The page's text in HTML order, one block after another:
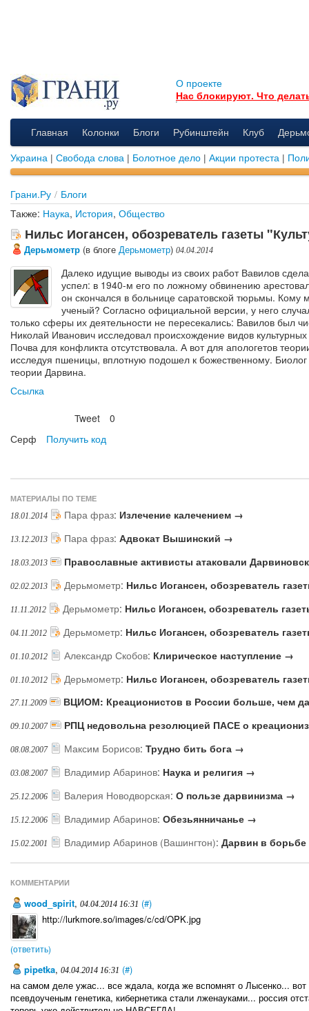
О проекте
Нас блокируют. Что
Главная Колонки Блоги Рубинштейн Клуб
Украина | Свобода слова | Болотное дело | Акции протеста |
Грани.Ру / Блоги
Также: Наука, История, Общество
Нильс Иогансен, обозреватель газеты
Дерьмометр (в блоге Дерьмометр) 04.04.2014
Далеко идущие выводы из своих работ Вавилов
успел: в 1940-м его по ложному обвинению
он скончался в больнице саратовской тюрьмы. Кому
ученый? Согласно официальной версии, у него
только сферы их деятельности не пересекались: Вавилов был
Николай Иванович исследовал происхождение видов
Почва для конфликта отсутствовала. А вот для апологетов
исследуя пшеницы, вплотную подошел к божественному.
теории Дарвина.
Ссылка
Tweet
0
Серф
Получить код
МАТЕРИАЛЫ ПО ТЕМЕ
18.01.2014 Пара фраз: Излечение калечением →
13.12.2013 Пара фраз: Адвокат Вышинский →
18.03.2013 Православные активисты атаковали
02.02.2013 Дерьмометр: Нильс Иогансен, обозреватель
11.11.2012 Дерьмометр: Нильс Иогансен, обозреватель
04.11.2012 Дерьмометр: Нильс Иогансен, обозреватель
01.10.2012 Александр Скобов: Клирическое наступление →
01.10.2012 Дерьмометр: Нильс Иогансен, обозреватель
27.11.2009 ВЦИОМ: Креационистов в России больше, чем
09.10.2007 РПЦ недовольна резолюцией ПАСЕ о
08.08.2007 Максим Борисов: Трудно бить бога →
03.08.2007 Владимир Абаринов: Наука и религия →
25.12.2006 Валерия Новодворская: О пользе дарвинизма →
15.12.2006 Владимир Абаринов: Обезьянничанье →
15.02.2001 Владимир Абаринов (Вашингтон): Дарвин в
КОММЕНТАРИИ
wood_spirit, 04.04.2014 16:31 (#)
http://lurkmore.so/images/c/cd/OPK.jpg
(ответить)
pipetka, 04.04.2014 16:31 (#)
на самом деле ужас... все ждала, когда же вспомнят о Лысенко...
псевдоученым генетика, кибернетика стали лженауками... россия